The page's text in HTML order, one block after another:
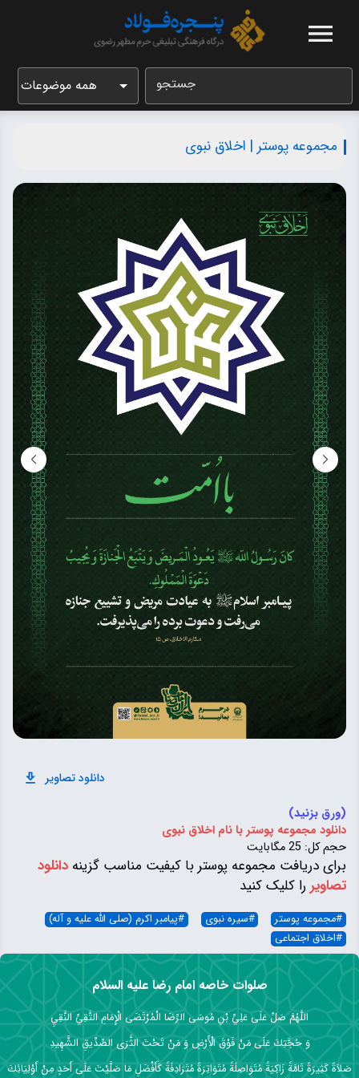
جستجو همه موضوعات
مجموعه پوستر | اخلاق نبوی
دانلود تصاویر
(ورق بزنید)
دانلود مجموعه پوستر با نام اخلاق نبوی
حجم کل: 25 مگابایت
برای دریافت مجموعه پوستر با کیفیت مناسب گزینه دانلود
تصاویررا کلیک کنید
#مجموعه پوستر #سیره نبوی #پیامبر اکرم (صلی الله علیه و آله)
#اخلاق اجتماعی
صلوات خاصه امام رضا علیه السلام
اللَّهُمَّ صَلِّ عَلَى عَلِيِّ بْنِ مُوسَى الرِّضَا الْمُرْتَضَى الْإِمَامِ التَّقِيِّ النَّقِيِ
وَ حُجَّتِكَ عَلَى مَنْ فَوْقَ الْأَرْضِ وَ مَنْ تَحْتَ الثَّرَى الصِّدِّيقِ الشَّهِيدِ
صَلاَةً كَثِيرَةً تَامَّةً زَاكِيَةً مُتَوَاصِلَةً مُتَوَاتِرَةً مُتَرَادِفَةً كَأَفْضَلِ مَا صَلَّيْتَ عَلَى أَحَدٍ مِنْ أَوْلِيَائِكَ